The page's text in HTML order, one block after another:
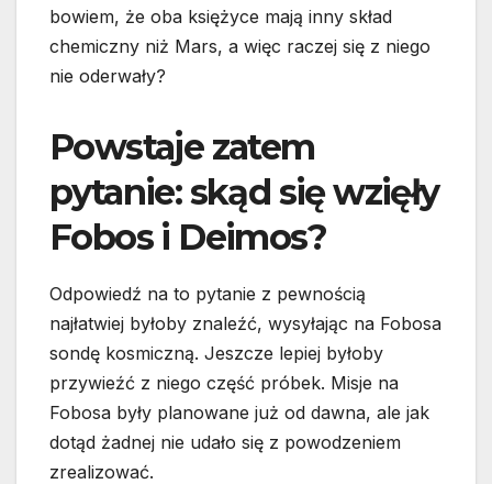
bowiem, że oba księżyce mają inny skład
chemiczny niż Mars, a więc raczej się z niego
nie oderwały?
Powstaje zatem
pytanie: skąd się wzięły
Fobos i Deimos?
Odpowiedź na to pytanie z pewnością
najłatwiej byłoby znaleźć, wysyłając na Fobosa
sondę kosmiczną. Jeszcze lepiej byłoby
przywieźć z niego część próbek. Misje na
Fobosa były planowane już od dawna, ale jak
dotąd żadnej nie udało się z powodzeniem
zrealizować.